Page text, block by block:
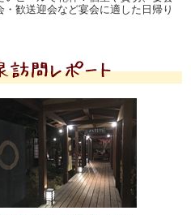
・歓送迎会など宴会に適した日帰り